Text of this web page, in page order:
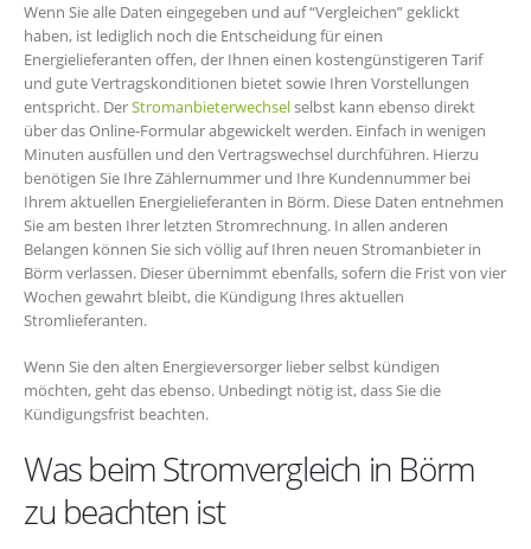
Wenn Sie alle Daten eingegeben und auf “Vergleichen” geklickt
haben, ist lediglich noch die Entscheidung für einen
Energielieferanten offen, der Ihnen einen kostengünstigeren Tarif
und gute Vertragskonditionen bietet sowie Ihren Vorstellungen
entspricht. DerStromanbieterwechselselbst kann ebenso direkt
über das Online-Formular abgewickelt werden. Einfach in wenigen
Minuten ausfüllen und den Vertragswechsel durchführen. Hierzu
benötigen Sie Ihre Zählernummer und Ihre Kundennummer bei
Ihrem aktuellen Energielieferanten in Börm. Diese Daten entnehmen
Sie am besten Ihrer letzten Stromrechnung. In allen anderen
Belangen können Sie sich völlig auf Ihren neuen Stromanbieter in
Börm verlassen. Dieser übernimmt ebenfalls, sofern die Frist von vier
Wochen gewahrt bleibt, die Kündigung Ihres aktuellen
Stromlieferanten.
Wenn Sie den alten Energieversorger lieber selbst kündigen
möchten, geht das ebenso. Unbedingt nötig ist, dass Sie die
Kündigungsfrist beachten.
Was beim Stromvergleich in Börm
zu beachten ist